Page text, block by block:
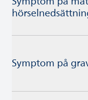
Symptom på